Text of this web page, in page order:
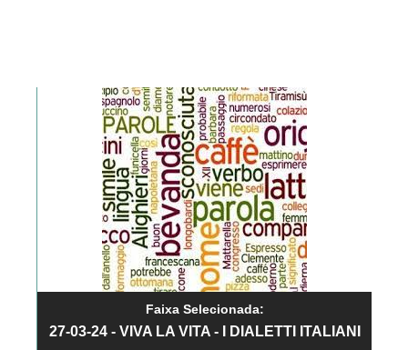
Faixa Selecionada:
27-03-24 - VIVA LA VITA - I DIALETTI ITALIANI